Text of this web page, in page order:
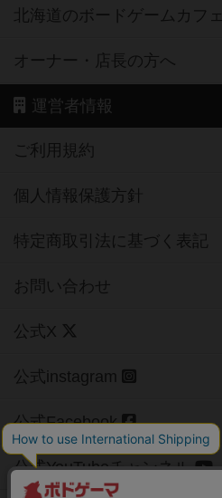
北海道のボードゲームカフェ
オーナー・店長の方へ
運営者情報
ご利用規約
個人情報保護方針
特定商取引法に基づく表記
お問い合わせ
公式X
公式instagram
公式Facebook
公式YouTubeチャンネル